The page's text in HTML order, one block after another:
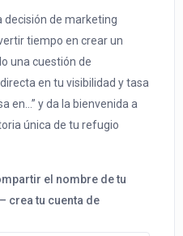
decisión de marketing
tiempo en crear un
una cuestión de
en tu visibilidad y tasa
en…” y da la bienvenida a
única de tu refugio
el nombre de tu
crea tu cuenta de